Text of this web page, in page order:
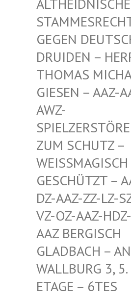
IDNISCHEN
ESRECHT
DEUTSCHE
EN – HERR
S MICHAEL
N – AAZ-AAZ-
PIEL
ZERSTÖRER ZUM
CHUTZ – WEISSM
AGISCH GESCHÜ
TZT – AAZ-CZ-
-ZZ-LZ-SZ-TZ-
AAZ-HDZ-TZ-
RGISCH GLADBA
CH – AN DER
RG 3, 5. ETAGE
– 6TES GESCHO